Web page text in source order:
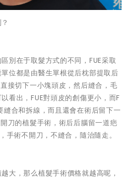
別在于取髮方式的不同，FUE采取
位都是由醫生單根從后枕部提取后
接切下一小塊頭皮，然后縫合，毛
看出，FUE對頭皮的創傷更小，而F
縫合和拆線，而且還會在術后留下一
刀的植髮手術，術后后腦留一道疤
手術不開刀，不縫合，隨治隨走。
大，那么植髮手術價格就越高呢，